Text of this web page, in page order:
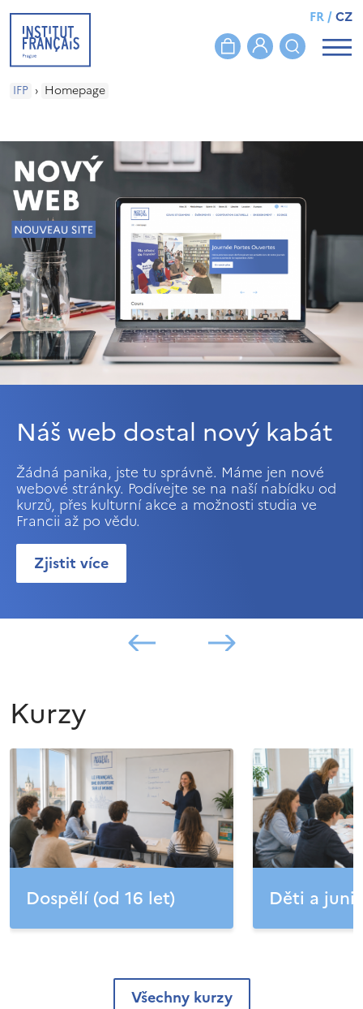
FR/CZ
IFP › Homepage
Náš web dostal nový kabát
Žádná panika, jste tu správně. Máme jen nové
webové stránky. Podívejte se na naší nabídku od
kurzů, přes kulturní akce a možnosti studia ve
Francii až po vědu.
Zjistit více
Kurzy
Dospělí (od 16 let) Děti a
Všechny kurzy